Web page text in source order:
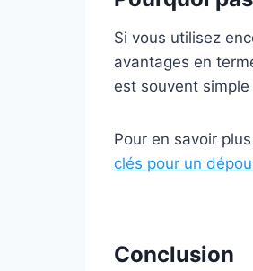
Si vous utilisez
avantages en
est souvent
Pour en savoir
clés pour un
Conclusion